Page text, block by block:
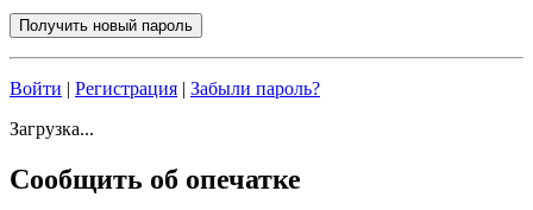
Войти | Регистрация | Забыли пароль?
Загрузка...
Сообщить об опечатке